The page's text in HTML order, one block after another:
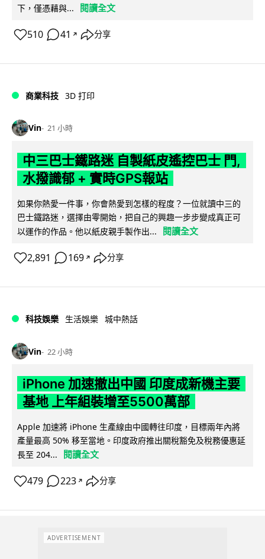
下，僅憑藉與...
閱讀全文
510 41 ↗ 分享
商業科技 3D 打印
Vin 21 小時
中三巴士鐵路迷 自製紙皮遙控巴士 門,
水撥識郁 + 實時GPS報站
如果你熱愛一件事，你會熱愛到怎樣的程度？一位就讀中三的
巴士鐵路迷，選擇由零開始，把自己的興趣一步步變成真正可
以運作的作品。他以紙皮親手製作出...
閱讀全文
2,891 169 ↗ 分享
科技娛樂 生活娛樂 城中熱話
Vin 22 小時
iPhone 加速撤出中國 印度成新機主要
基地 上年組裝增至5500萬部
Apple 加速將 iPhone 生產線由中國轉往印度，目標兩年內將
產量最高 50% 移至當地。印度政府推出關稅豁免及稅務優惠延
長至 204...
閱讀全文
479 223 ↗ 分享
ADVERTISEMENT